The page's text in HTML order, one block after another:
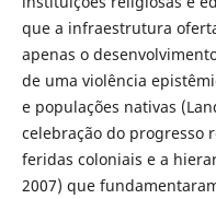
que a infraestrutura
apenas o
de uma violência
e populações nativas
celebração do progresso
feridas coloniais e a
2007) que